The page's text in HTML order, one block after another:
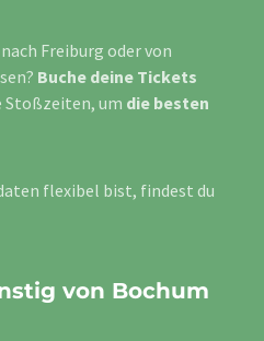
Freiburg oder von
Buche deine Tickets
Stoßzeiten, um die besten
flexibel bist, findest du
von Bochum